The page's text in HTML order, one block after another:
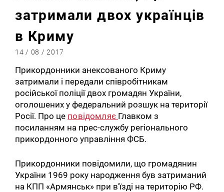
затримали двох українців
в Криму
14 / 08 / 2017
Прикордонники анексованого Криму
затримали і передали співробітникам
російської поліції двох громадян України,
оголошених у федеральний розшук на території
Росії. Про це повідомляє Главком з
посиланням на прес-службу регіонального
прикордонного управління ФСБ.
Прикордонники повідомили, що громадянин
України 1969 року народження був затриманий
на КПП «Армянськ» при в’їзді на територію РФ.